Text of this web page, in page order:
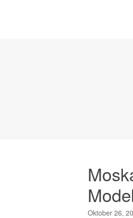
Oktober 26,